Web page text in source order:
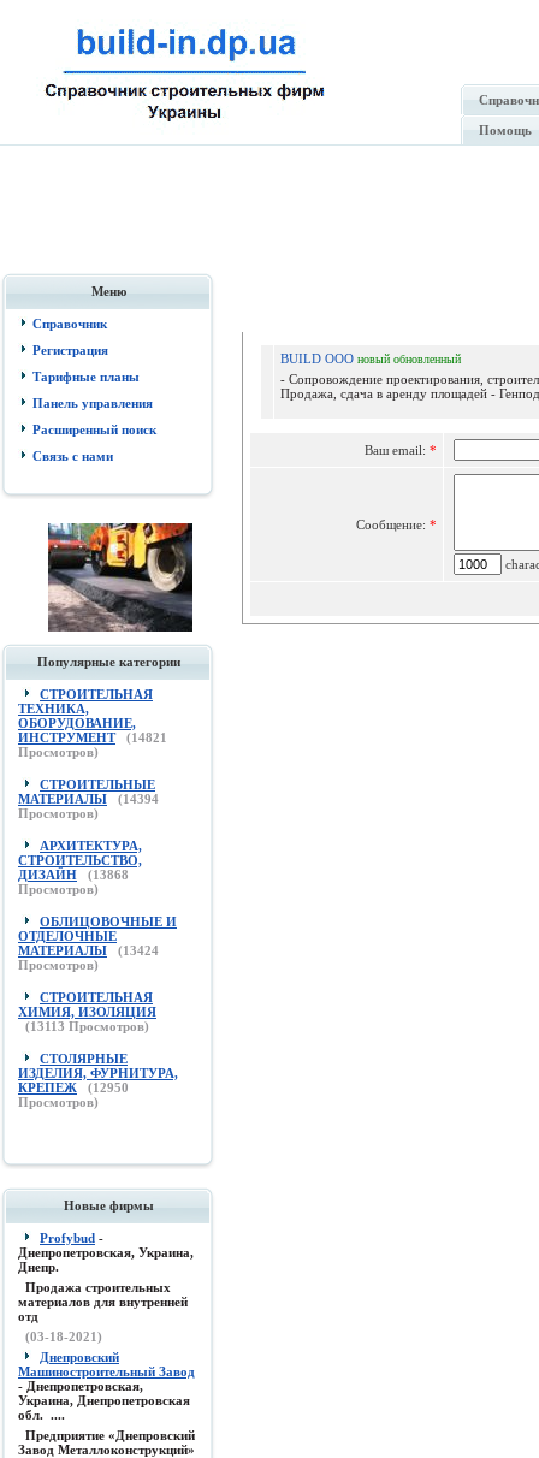
Помощь
Меню
Справочник
Регистрация
Тарифные планы
Панель управления
Расширенный поиск
Связь с нами
Популярные категории
СТРОИТЕЛЬНАЯ
ТЕХНИКА,
ОБОРУДОВАНИЕ,
ИНСТРУМЕНТ
(14821
Просмотров)
СТРОИТЕЛЬНЫЕ
МАТЕРИАЛЫ
(14394
Просмотров)
АРХИТЕКТУРА,
СТРОИТЕЛЬСТВО,
ДИЗАЙН
(13868
Просмотров)
ОБЛИЦОВОЧНЫЕ И
ОТДЕЛОЧНЫЕ
МАТЕРИАЛЫ
(13424
Просмотров)
СТРОИТЕЛЬНАЯ
ХИМИЯ, ИЗОЛЯЦИЯ
(13113 Просмотров)
СТОЛЯРНЫЕ
ИЗДЕЛИЯ, ФУРНИТУРА,
КРЕПЕЖ
(12950
Просмотров)
Новые фирмы
Profybud -
Днепропетровская, Украина,
Днепр.
Продажа строительных
материалов для внутренней
отд
(03-18-2021)
Днепровский
Машиностроительный Завод
- Днепропетровская,
Украина, Днепропетровская
обл. ....
Предприятие «Днепровский
Завод Металлоконструкций»
BUILD ООО новый обновленный
- Сопровождение проектирования,
Продажа, сдача в аренду площадей -
Ваш email: *
Сообщение: *